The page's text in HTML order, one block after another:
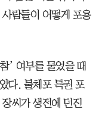
람들이 어떻게 포용
’ 여부를 물었을 때
다. 불체포 특권 포
씨가 생전에 던진